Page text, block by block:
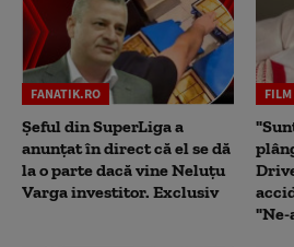
FANATIK.RO
Șeful din SuperLiga a
anunțat în direct că el se dă
la o parte dacă vine Neluțu
Varga investitor. Exclusiv
"Ne-